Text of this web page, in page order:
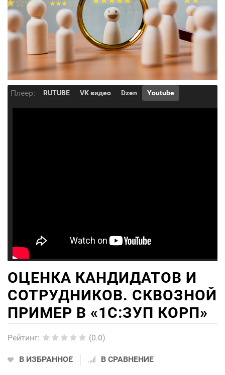
Плеер: RUTUBE VK видео Dzen Youtube
ОЦЕНКА КАНДИДАТОВ И
СОТРУДНИКОВ. СКВОЗНОЙ
ПРИМЕР В «1С:ЗУП КОРП»
Рейтинг: (0.0)
В ИЗБРАННОЕ В СРАВНЕНИЕ